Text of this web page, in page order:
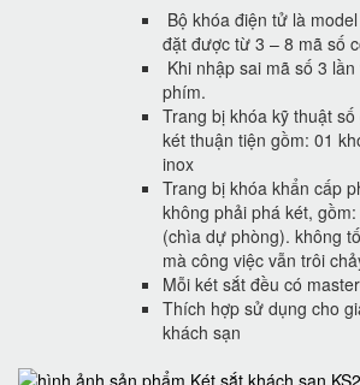
Bộ khóa điện tử là
đặt được từ 3 – 8 mã số
Khi nhập sai mã số 3
phím.
Trang bị khóa kỹ thuật
két thuận tiện gồm: 01
inox
Trang bị khóa khẩn cấp
không phải phá két,
(chìa dự phòng). không
mà công việc vẫn trôi
Mỗi két sắt đều có
Thích hợp sử dụng cho
khách sạn